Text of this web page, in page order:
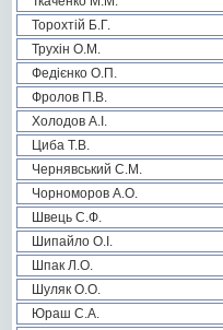
Торохтій Б.Г.
Трухін О.М.
Федієнко О.П.
Фролов П.В.
Холодов А.І.
Циба Т.В.
Чернявський С.М.
Чорноморов А.О.
Швець С.Ф.
Шипайло О.І.
Шпак Л.О.
Шуляк О.О.
Юраш С.А.